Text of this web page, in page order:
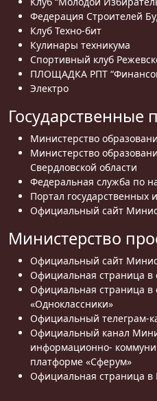
Федерация Строителей
Клуб Техно-бит
Кулинары техникума
Спортивный клуб
ПЛОЩАДКА РПТ
Электро
Государственные
Министерство
Министерство
Свердловской области
Федеральная служба по
Портал государственных
Официальный сайт
Министерство
Официальный сайт
Официальная страница в
Официальная страница в
«Одноклассники»
Официальный телеграм-
Официальный канал
информационно-
платформе «Сферум»
Официальная страница в